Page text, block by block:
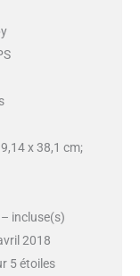
x 38,1 cm;
incluse(s)
2018
5 étoiles